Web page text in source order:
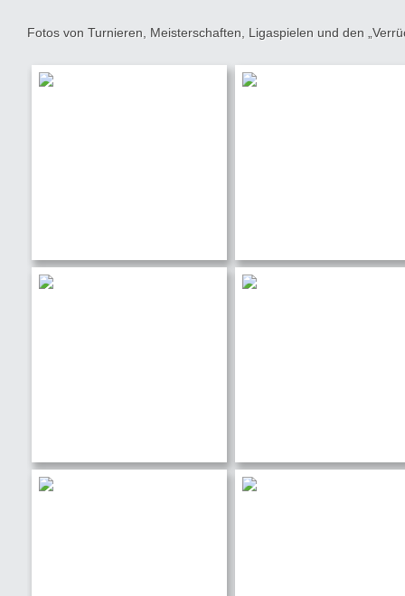
Fotos von Turnieren, Meisterschaften, Ligaspielen und den